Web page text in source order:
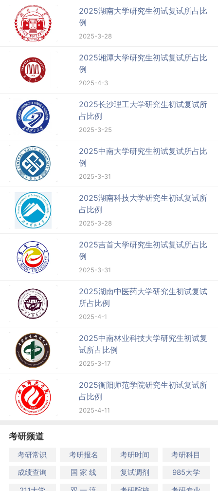
2025湖南大学研究生初试复试所占比
例
2025-3-28
2025湘潭大学研究生初试复试所占比
例
2025-4-3
2025长沙理工大学研究生初试复试所
占比例
2025-3-25
2025中南大学研究生初试复试所占比
例
2025-3-31
2025湖南科技大学研究生初试复试所
占比例
2025-3-28
2025吉首大学研究生初试复试所占比
例
2025-3-31
2025湖南中医药大学研究生初试复试
所占比例
2025-4-1
2025中南林业科技大学研究生初试复
试所占比例
2025-3-17
2025衡阳师范学院研究生初试复试所
占比例
2025-4-11
考研频道
考研常识 考研报名 考研时间
考研科目
成绩查询
国 家 线 复试调剂
985大学